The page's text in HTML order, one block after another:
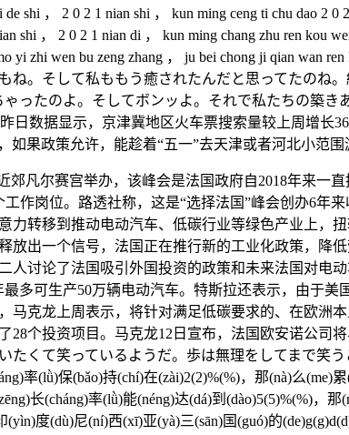
shi ， 2 0 2 1 nian shi ， kun ming ceng ti chu dao 2
shi ， 2 0 2 1 nian di ， kun ming chang zhu ren kou
yi zhi wen bu zeng zhang ， ju bei chong ji qian
。そして私ももう癒されたんだと思ってたのね
ったのよ。そしてボンッよ。それで私たちの築
数据显示，京津冀地区火车票搜索量较上周增长
如果政策允许，能趁着“五一”去天津或者河北小范围
凡尔赛宫举办，该峰会是法国政府自2018年来一
作岗位。路透社称，这是“选择法国”峰会创办6年
力转移到推动电动汽车、低碳行业等绿色产业上，
放出一个信号，法国正在推行新的工业化政策，降
人讨论了法国吸引外国投资的政策和未来法国对电
多可生产50万辆电动汽车。特斯拉还表示，由于
克龙上周表示，将针对满足低碳要求的、在欧洲
个投资项目。马克龙12日宣布，法国欧安诺公司
くて笑っているようだ。歩は無理をしてまで笑
率(lǜ)保(bǎo)持(chí)在(zài)2(2)%(%)，那(nà)么
长(cháng)率(lǜ)能(néng)达(dá)到(dào)5(5)%(%)，
度(dù)尼(ní)西(xī)亚(yà)三(sān)国(guó)的